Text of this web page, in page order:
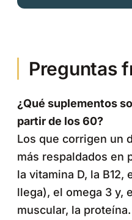
Preguntas
¿Qué suplementos
partir de los 60?
Los que corrigen un
más respaldados en
la vitamina D, la
llega), el omega 3 y,
muscular, la